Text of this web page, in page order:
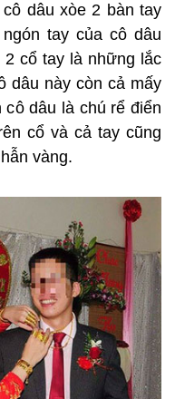
dâu xòe 2 bàn tay
tay của cô dâu
2 cổ tay là những lắc
dâu này còn cả mấy
cô dâu là chú rể điển
cổ và cả tay cũng
vàng.